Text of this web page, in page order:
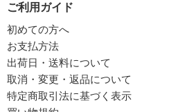
ご利用ガイド
初めての方へ
お支払方法
出荷日・送料について
取消・変更・返品について
特定商取引法に基づく表示